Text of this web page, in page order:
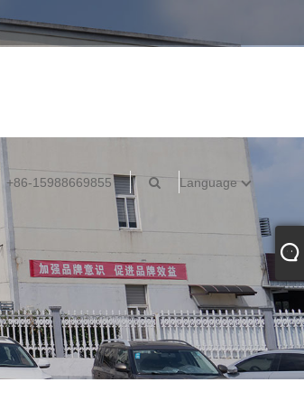
+86-15988669855 Language